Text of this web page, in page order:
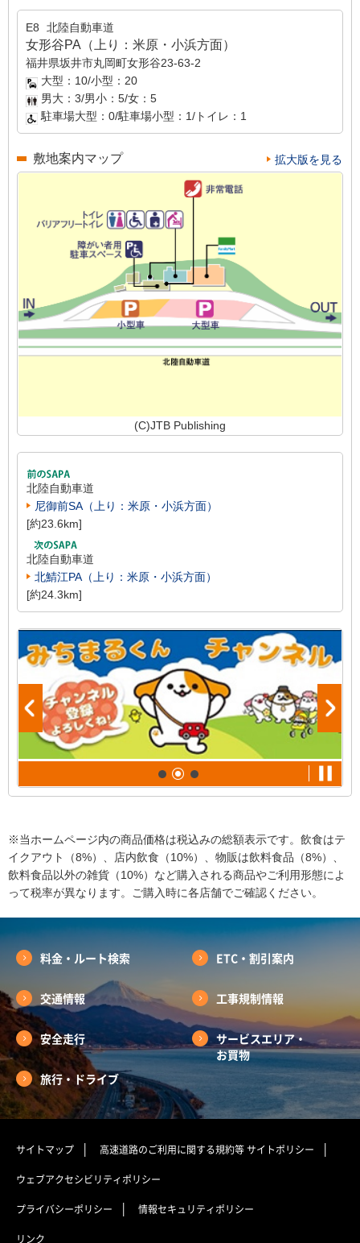
E8 北陸自動車道
女形谷PA（上り：米原・小浜方面）
福井県坂井市丸岡町女形谷23-63-2
大型：10/小型：20
男大：3/男小：5/女：5
駐車場大型：0/駐車場小型：1/トイレ：1
敷地案内マップ 拡大版を見る
(C)JTB Publishing
北陸自動車道
尼御前SA（上り：米原・小浜方面）
[約23.6km]
北陸自動車道
北鯖江PA（上り：米原・小浜方面）
[約24.3km]
※当ホームページ内の商品価格は税込みの総額表示です。飲食はテ
イクアウト（8%）、店内飲食（10%）、物販は飲料食品（8%）、
飲料食品以外の雑貨（10%）など購入される商品やご利用形態によ
って税率が異なります。ご購入時に各店舗でご確認ください。
料金・ルート検索 ETC・割引案内
交通情報 工事規制情報
安全走行
サービスエリア・
お買物
旅行・ドライブ
サイトマップ 高速道路のご利用に関する規約等サイトポリシー
ウェブアクセシビリティポリシー
プライバシーポリシー 情報セキュリティポリシー
リンク